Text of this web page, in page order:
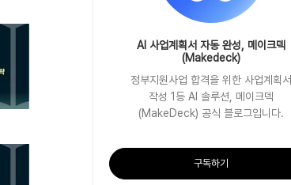
AI 사업계획서 자동 완성, 메이크덱
(Makedeck)
정부지원사업 합격을 위한 사업계획서
작성 1등 AI 솔루션, 메이크덱
(MakeDeck) 공식 블로그입니다.
구독하기